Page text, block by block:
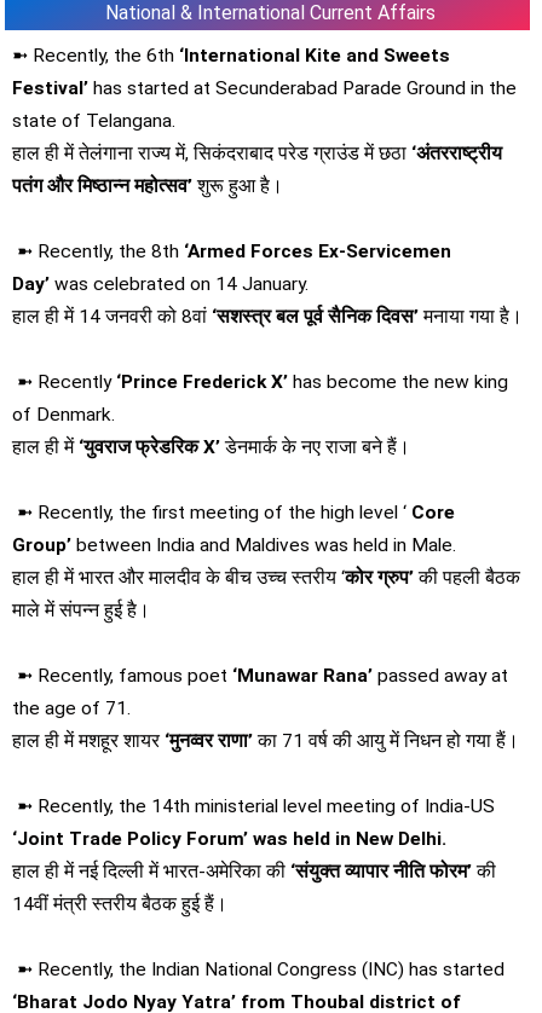
National & International Current Affairs
➼ Recently, the 6th ‘International Kite and Sweets
Festival’ has started at Secunderabad Parade Ground in the
state of Telangana.
हाल ही में तेलंगाना राज्य में, सिकंदराबाद परेड ग्राउंड में छठा ‘अंतरराष्ट्रीय
पतंग और मिष्ठान्न महोत्‍सव’शुरू हुआ है।
➼ Recently, the 8th ‘Armed Forces Ex-Servicemen
Day’ was celebrated on 14 January.
हाल ही में 14 जनवरी को 8वां ‘सशस्त्र बल पूर्व सैनिक दिवस’मनाया गया है।
➼ Recently ‘Prince Frederick X’ has become the new king
of Denmark.
हाल ही में ‘युवराज फ्रेडरिक X’डेनमार्क के नए राजा बने हैं।
➼ Recently, the first meeting of the high level ‘ Core
Group’ between India and Maldives was held in Male.
हाल ही में भारत और मालदीव के बीच उच्‍च स्‍तरीय ‘कोर ग्रुप’की पहली बैठक
माले में संपन्न हुई है।
➼ Recently, famous poet ‘Munawar Rana’ passed away at
the age of 71.
हाल ही में मशहूर शायर ‘मुनव्वर राणा’का 71 वर्ष की आयु में निधन हो गया हैं।
➼ Recently, the 14th ministerial level meeting of India-US
‘Joint Trade Policy Forum’ was held in New Delhi.
हाल ही में नई दिल्ली में भारत-अमेरिका की ‘संयुक्त व्यापार नीति फोरम’की
14वीं मंत्री स्तरीय बैठक हुई हैं।
➼ Recently, the Indian National Congress (INC) has started
‘Bharat Jodo Nyay Yatra’ from Thoubal district of